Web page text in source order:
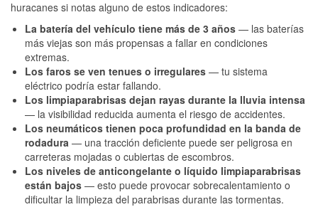
huracanes si notas alguno de estos indicadores:
La batería del vehículo tiene más de 3 años — las baterías
más viejas son más propensas a fallar en condiciones
extremas.
Los faros se ven tenues o irregulares — tu sistema
eléctrico podría estar fallando.
Los limpiaparabrisas dejan rayas durante la lluvia intensa
— la visibilidad reducida aumenta el riesgo de accidentes.
Los neumáticos tienen poca profundidad en la banda de
rodadura — una tracción deficiente puede ser peligrosa en
carreteras mojadas o cubiertas de escombros.
Los niveles de anticongelante o líquido limpiaparabrisas
están bajos — esto puede provocar sobrecalentamiento o
dificultar la limpieza del parabrisas durante las tormentas.